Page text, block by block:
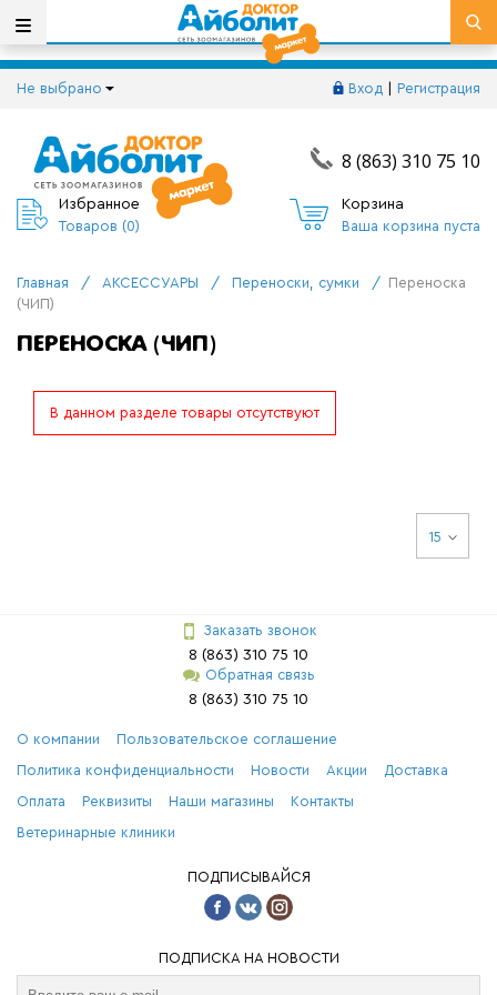
Не выбрано Вход Регистрация
8 (863) 310 75 10
Избранное
Товаров (0)
Корзина
Ваша корзина пуста
Главная / АКСЕССУАРЫ / Переноски, сумки /
Переноска
(ЧИП)
ПЕРЕНОСКА (ЧИП)
В данном разделе товары отсутствуют
15
Заказать звонок
8 (863) 310 75 10
Обратная связь
8 (863) 310 75 10
О компании Пользовательское соглашение
Политика конфиденциальности Новости Акции Доставка
Оплата Реквизиты Наши магазины Контакты
Ветеринарные клиники
ПОДПИСЫВАЙСЯ
ПОДПИСКА НА НОВОСТИ